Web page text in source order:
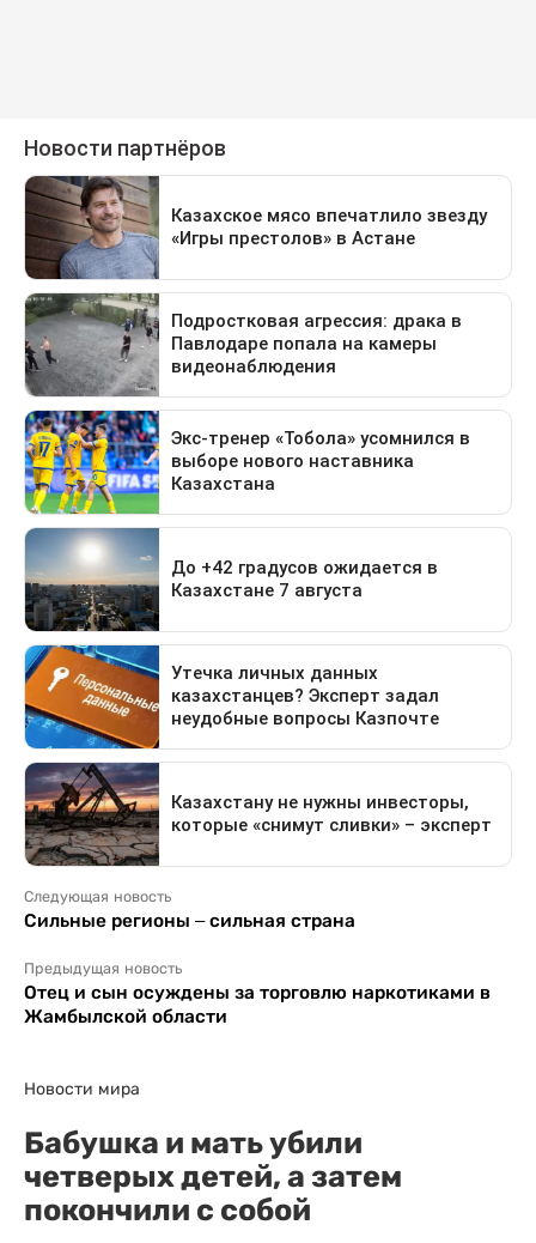
Следующая новость
Сильные регионы – сильная страна
Предыдущая новость
Отец и сын осуждены за торговлю наркотиками в
Жамбылской области
Новости мира
Бабушка и мать убили
четверых детей, а затем
покончили с собой